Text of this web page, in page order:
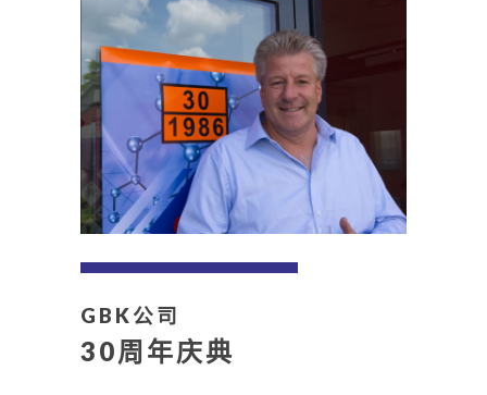
GBK公司
30周年庆典